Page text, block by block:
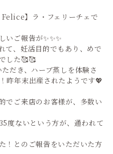
】ラ・フェリーチェで
いご報告が✨✨✨
て、妊活目的でもあり、めで
した🥰🥰
だき、ハーブ蒸しを体験さ
昨年末出産されたようです💖
でご来店のお客様が、多数い
度ないという方が、通われて
！とのご報告をいただいた方